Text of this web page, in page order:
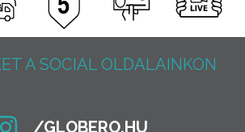
A SOCIAL OLDALAINKON